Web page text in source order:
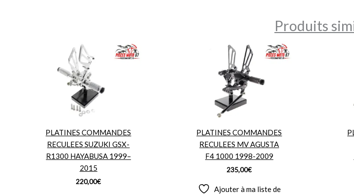
Produits
PLATINES COMMANDES
RECULEES SUZUKI GSX-
R1300 HAYABUSA 1999–
2015
220,00€
PLATINES COMMANDES
RECULEES MV AGUSTA
F4 1000 1998-2009
235,00€
Ajouter à ma liste de